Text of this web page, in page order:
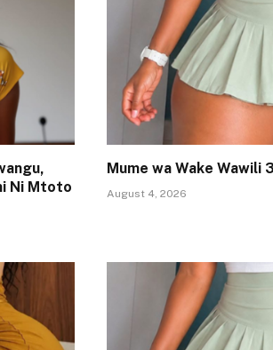
Ni Mtoto
Mume wa Wake Wawili
August 4, 2026